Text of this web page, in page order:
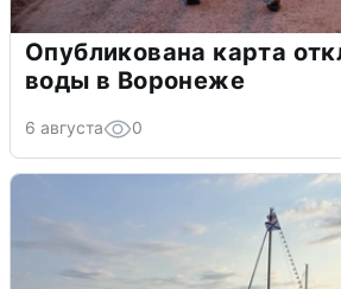
Опубликована карта
воды в Воронеже
6 августа 0